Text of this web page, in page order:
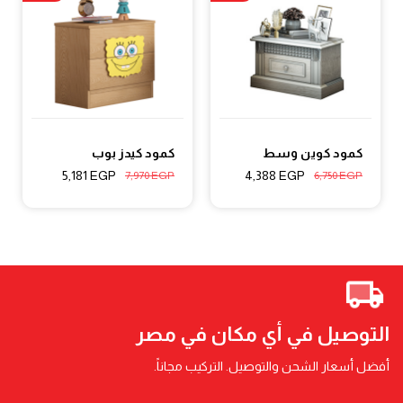
كمود كوين وسط
6,750EGP
4,388 EGP
كمود كيدز بوب
7,970EGP
5,181 EGP
التوصيل في أي مكان في مصر
أفضل أسعار الشحن والتوصيل. التركيب مجاناً.